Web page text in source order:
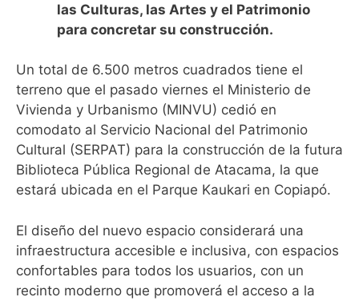
las Culturas, las Artes y el Patrimonio
para concretar su construcción.
Un total de 6.500 metros cuadrados tiene el
terreno que el pasado viernes el Ministerio de
Vivienda y Urbanismo (MINVU) cedió en
comodato al Servicio Nacional del Patrimonio
Cultural (SERPAT) para la construcción de la futura
Biblioteca Pública Regional de Atacama, la que
estará ubicada en el Parque Kaukari en Copiapó.
El diseño del nuevo espacio considerará una
infraestructura accesible e inclusiva, con espacios
confortables para todos los usuarios, con un
recinto moderno que promoverá el acceso a la